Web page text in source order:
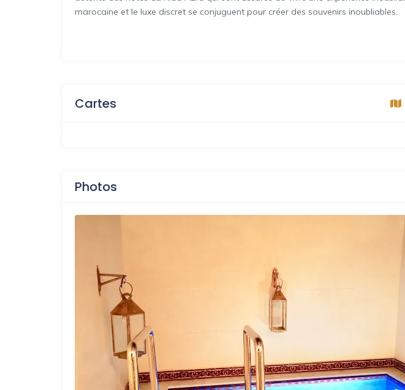
marocaine et le luxe discret se conjuguent pour créer des souvenirs inoubliables.
Cartes
Photos